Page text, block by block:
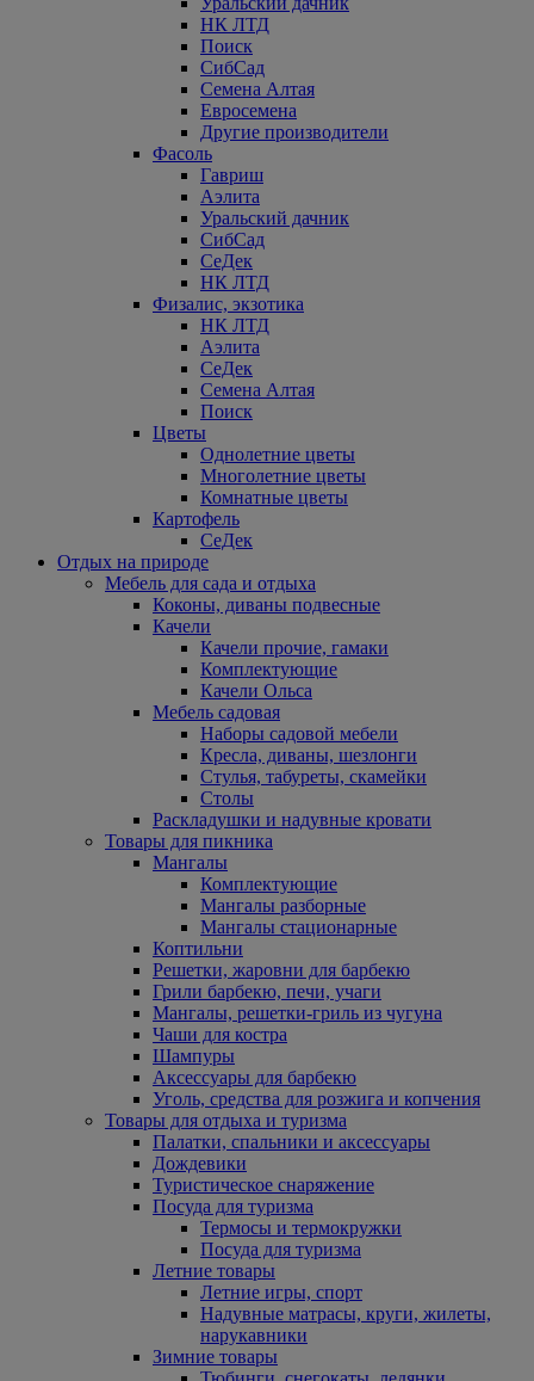
НК ЛТД
Поиск
СибСад
Семена Алтая
Евросемена
Другие производители
Фасоль
Гавриш
Аэлита
Уральский дачник
СибСад
СеДек
НК ЛТД
Физалис, экзотика
НК ЛТД
Аэлита
СеДек
Семена Алтая
Поиск
Цветы
Однолетние цветы
Многолетние цветы
Комнатные цветы
Картофель
СеДек
Отдых на природе
Мебель для сада и отдыха
Коконы, диваны подвесные
Качели
Качели прочие, гамаки
Комплектующие
Качели Ольса
Мебель садовая
Наборы садовой мебели
Кресла, диваны, шезлонги
Стулья, табуреты, скамейки
Столы
Раскладушки и надувные кровати
Товары для пикника
Мангалы
Комплектующие
Мангалы разборные
Мангалы стационарные
Коптильни
Решетки, жаровни для барбекю
Грили барбекю, печи, учаги
Мангалы, решетки-гриль из чугуна
Чаши для костра
Шампуры
Аксессуары для барбекю
Уголь, средства для розжига и копчения
Товары для отдыха и туризма
Палатки, спальники и аксессуары
Дождевики
Туристическое снаряжение
Посуда для туризма
Термосы и термокружки
Посуда для туризма
Летние товары
Летние игры, спорт
Надувные матрасы, круги, жилеты,
нарукавники
Зимние товары